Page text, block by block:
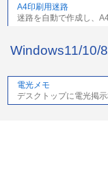
A4印刷用迷路
迷路を自動で作成し、
Windows11/10/
電光メモ
デスクトップに電光掲